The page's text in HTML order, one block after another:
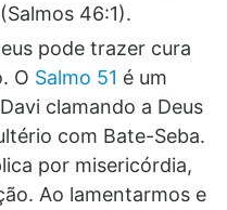
46:1).
pode trazer cura
O Salmo 51 é um
clamando a Deus
com Bate-Seba.
por misericórdia,
Ao lamentarmos e